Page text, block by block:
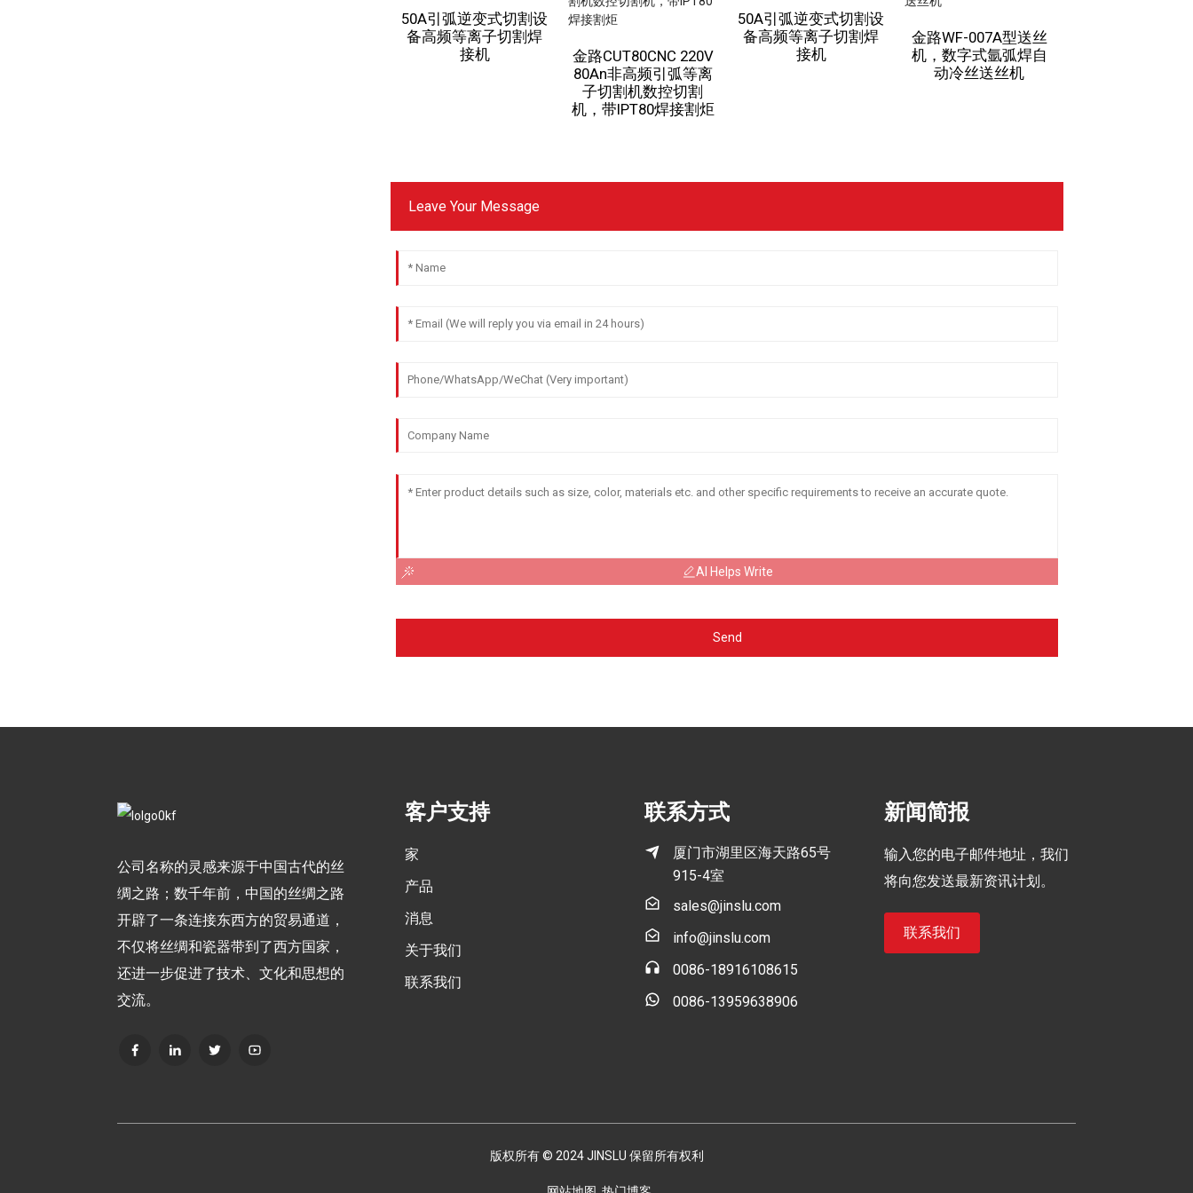
50A引弧逆变式切割设
备高频等离子切割焊
接机
金路CUT80CNC 220V
80An非高频引弧等离
子切割机数控切割
机，带IPT80焊接割炬
50A引弧逆变式切割设
备高频等离子切割焊
接机
金路WF-007A型送丝
机，数字式氩弧焊自
动冷丝送丝机
Leave Your Message
AI Helps Write
Send
公司名称的灵感来源于中国古代的丝
绸之路；数千年前，中国的丝绸之路
开辟了一条连接东西方的贸易通道，
不仅将丝绸和瓷器带到了西方国家，
还进一步促进了技术、文化和思想的
交流。
客户支持
家
产品
消息
关于我们
联系我们
联系方式
厦门市湖里区海天路65号
915-4室
sales@jinslu.com
info@jinslu.com
0086-18916108615
0086-13959638906
新闻简报
输入您的电子邮件地址，我们
将向您发送最新资讯计划。
联系我们
版权所有 © 2024 JINSLU 保留所有权利